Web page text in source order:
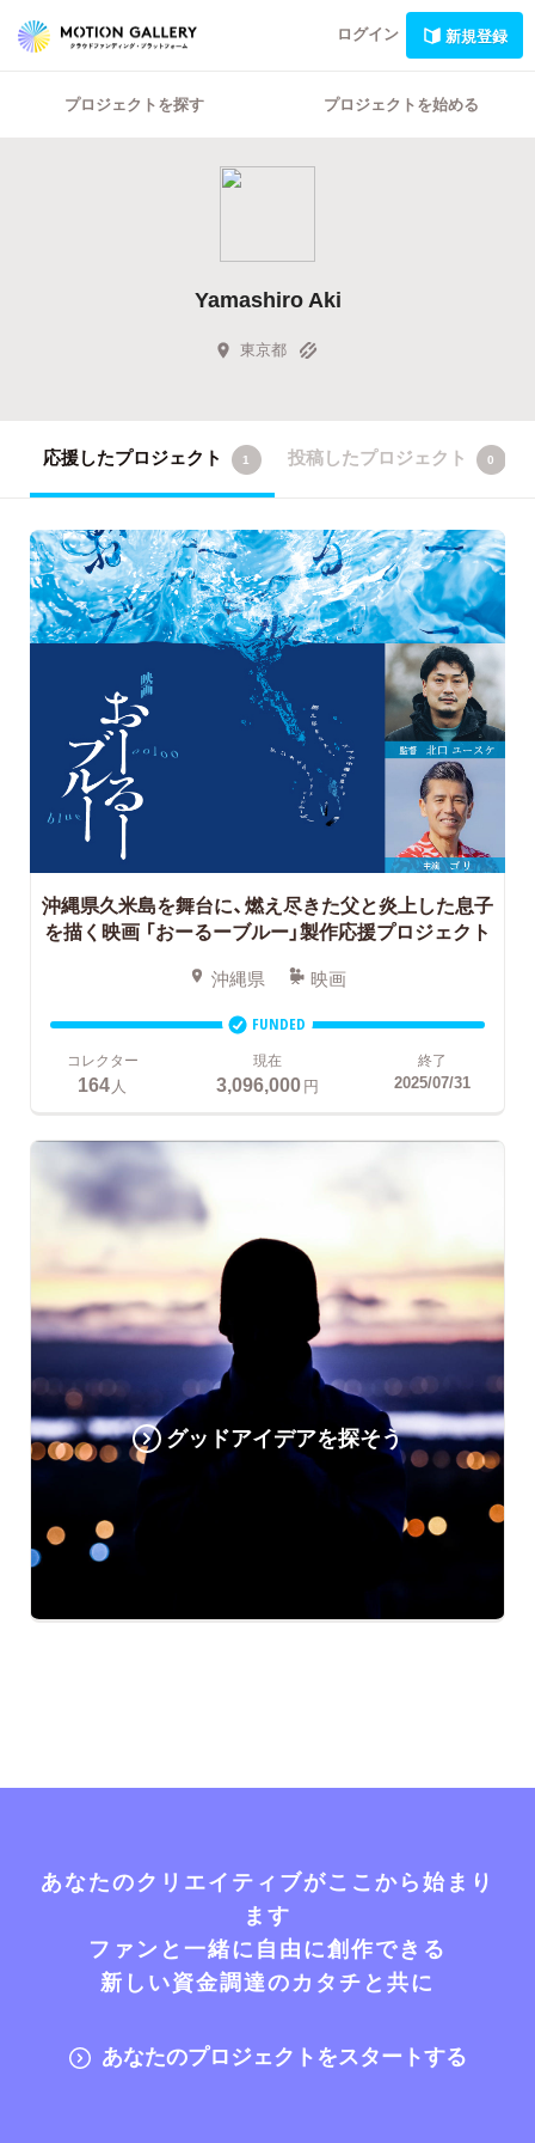
ログイン 新規登録
プロジェクトを探す プロジェクトを始める
Yamashiro Aki
東京都
応援したプロジェクト 1 投稿したプロジェクト 0
沖縄県久米島を舞台に、燃え尽きた父と炎上した息子
を描く映画 「おーるーブルー」製作応援プロジェクト
沖縄県 映画
FUNDED
コレクター
164 人
現在
3,096,000円
終了
2025/07/31
グッドアイデアを探そう
あなたのクリエイティブがここから始まり
ます
ファンと一緒に自由に創作できる
新しい資金調達のカタチと共に
あなたのプロジェクトをスタートする